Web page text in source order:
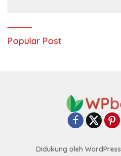
Popular Post
Didukung oleh WordPress